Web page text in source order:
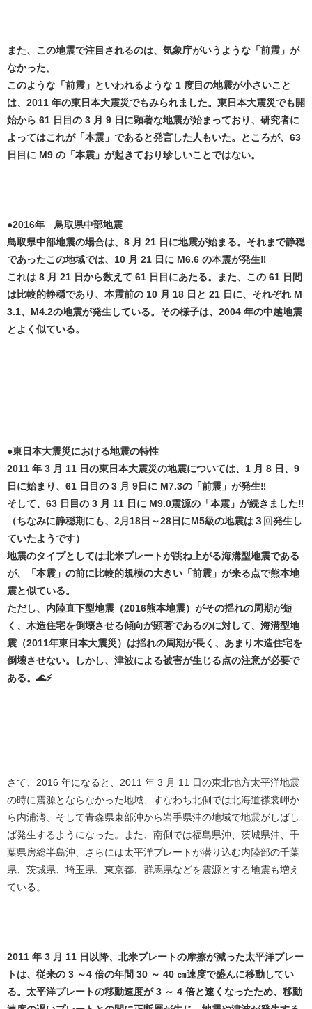
また、この地震で注目されるのは、気象庁がいうような「前震」が
なかった。
このような「前震」といわれるような 1 度目の地震が小さいこと
は、2011 年の東日本大震災でもみられました。東日本大震災でも開
始から 61 日目の 3 月 9 日に顕著な地震が始まっており、研究者に
よってはこれが「本震」であると発言した人もいた。ところが、63
日目に M9 の「本震」が起きており珍しいことではない。
●2016年 鳥取県中部地震
鳥取県中部地震の場合は、8 月 21 日に地震が始まる。それまで静穏
であったこの地域では、10 月 21 日に M6.6 の本震が発生‼️
これは 8 月 21 日から数えて 61 日目にあたる。また、この 61 日間
は比較的静穏であり、本震前の 10 月 18 日と 21 日に、それぞれ M
3.1、M4.2の地震が発生している。その様子は、2004 年の中越地震
とよく似ている。
●東日本大震災における地震の特性
2011 年 3 月 11 日の東日本大震災の地震については、1 月 8 日、9
日に始まり、61 日目の 3 月 9日に M7.3の「前震」が発生‼️
そして、63 日目の 3 月 11 日に M9.0震源の「本震」が続きました‼️
（ちなみに静穏期にも、2月18日～28日にM5級の地震は３回発生し
ていたようです）
地震のタイプとしては北米プレートが跳ね上がる海溝型地震である
が、「本震」の前に比較的規模の大きい「前震」が来る点で熊本地
震と似ている。
ただし、内陸直下型地震（2016熊本地震）がその揺れの周期が短
く、木造住宅を倒壊させる傾向が顕著であるのに対して、海溝型地
震（2011年東日本大震災）は揺れの周期が長く、あまり木造住宅を
倒壊させない。しかし、津波による被害が生じる点の注意が必要で
ある。🌊⚡
さて、2016 年になると、2011 年 3 月 11 日の東北地方太平洋地震
の時に震源とならなかった地域、すなわち北側では北海道襟裳岬か
ら内浦湾、そして青森県東部沖から岩手県沖の地域で地震がしばし
ば発生するようになった。また、南側では福島県沖、茨城県沖、千
葉県房総半島沖、さらには太平洋プレートが潜り込む内陸部の千葉
県、茨城県、埼玉県、東京都、群馬県などを震源とする地震も増え
ている。
2011 年 3 月 11 日以降、北米プレートの摩擦が減った太平洋プレー
トは、従来の 3 ～4 倍の年間 30 ～ 40 ㎝速度で盛んに移動してい
る。太平洋プレートの移動速度が 3 ～ 4 倍と速くなったため、移動